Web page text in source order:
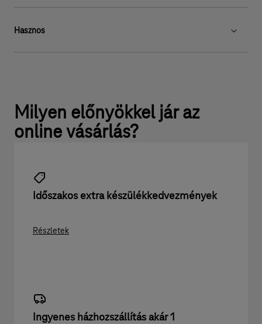
Hasznos
Milyen előnyökkel jár az
online vásárlás?
Időszakos extra készülék­kedvez­mények
Részletek
Ingyenes házhoz­szállítás akár 1